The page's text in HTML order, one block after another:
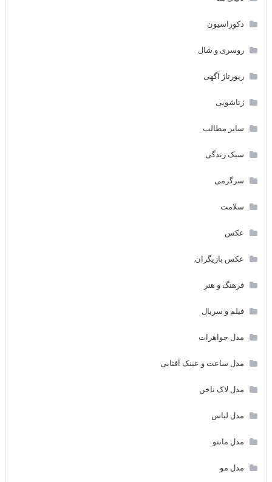
دکوراسیون
روسری و شال
رپورتاژ آگهی
زناشویی
سایر مطالب
سبک زندگی
سرگرمی
سلامت
عکس
عکس بازیگران
فرهنگ و هنر
فیلم و سریال
مدل جواهرات
مدل ساعت و عینک آفتابی
مدل لاک ناخن
مدل لباس
مدل مانتو
مدل مو